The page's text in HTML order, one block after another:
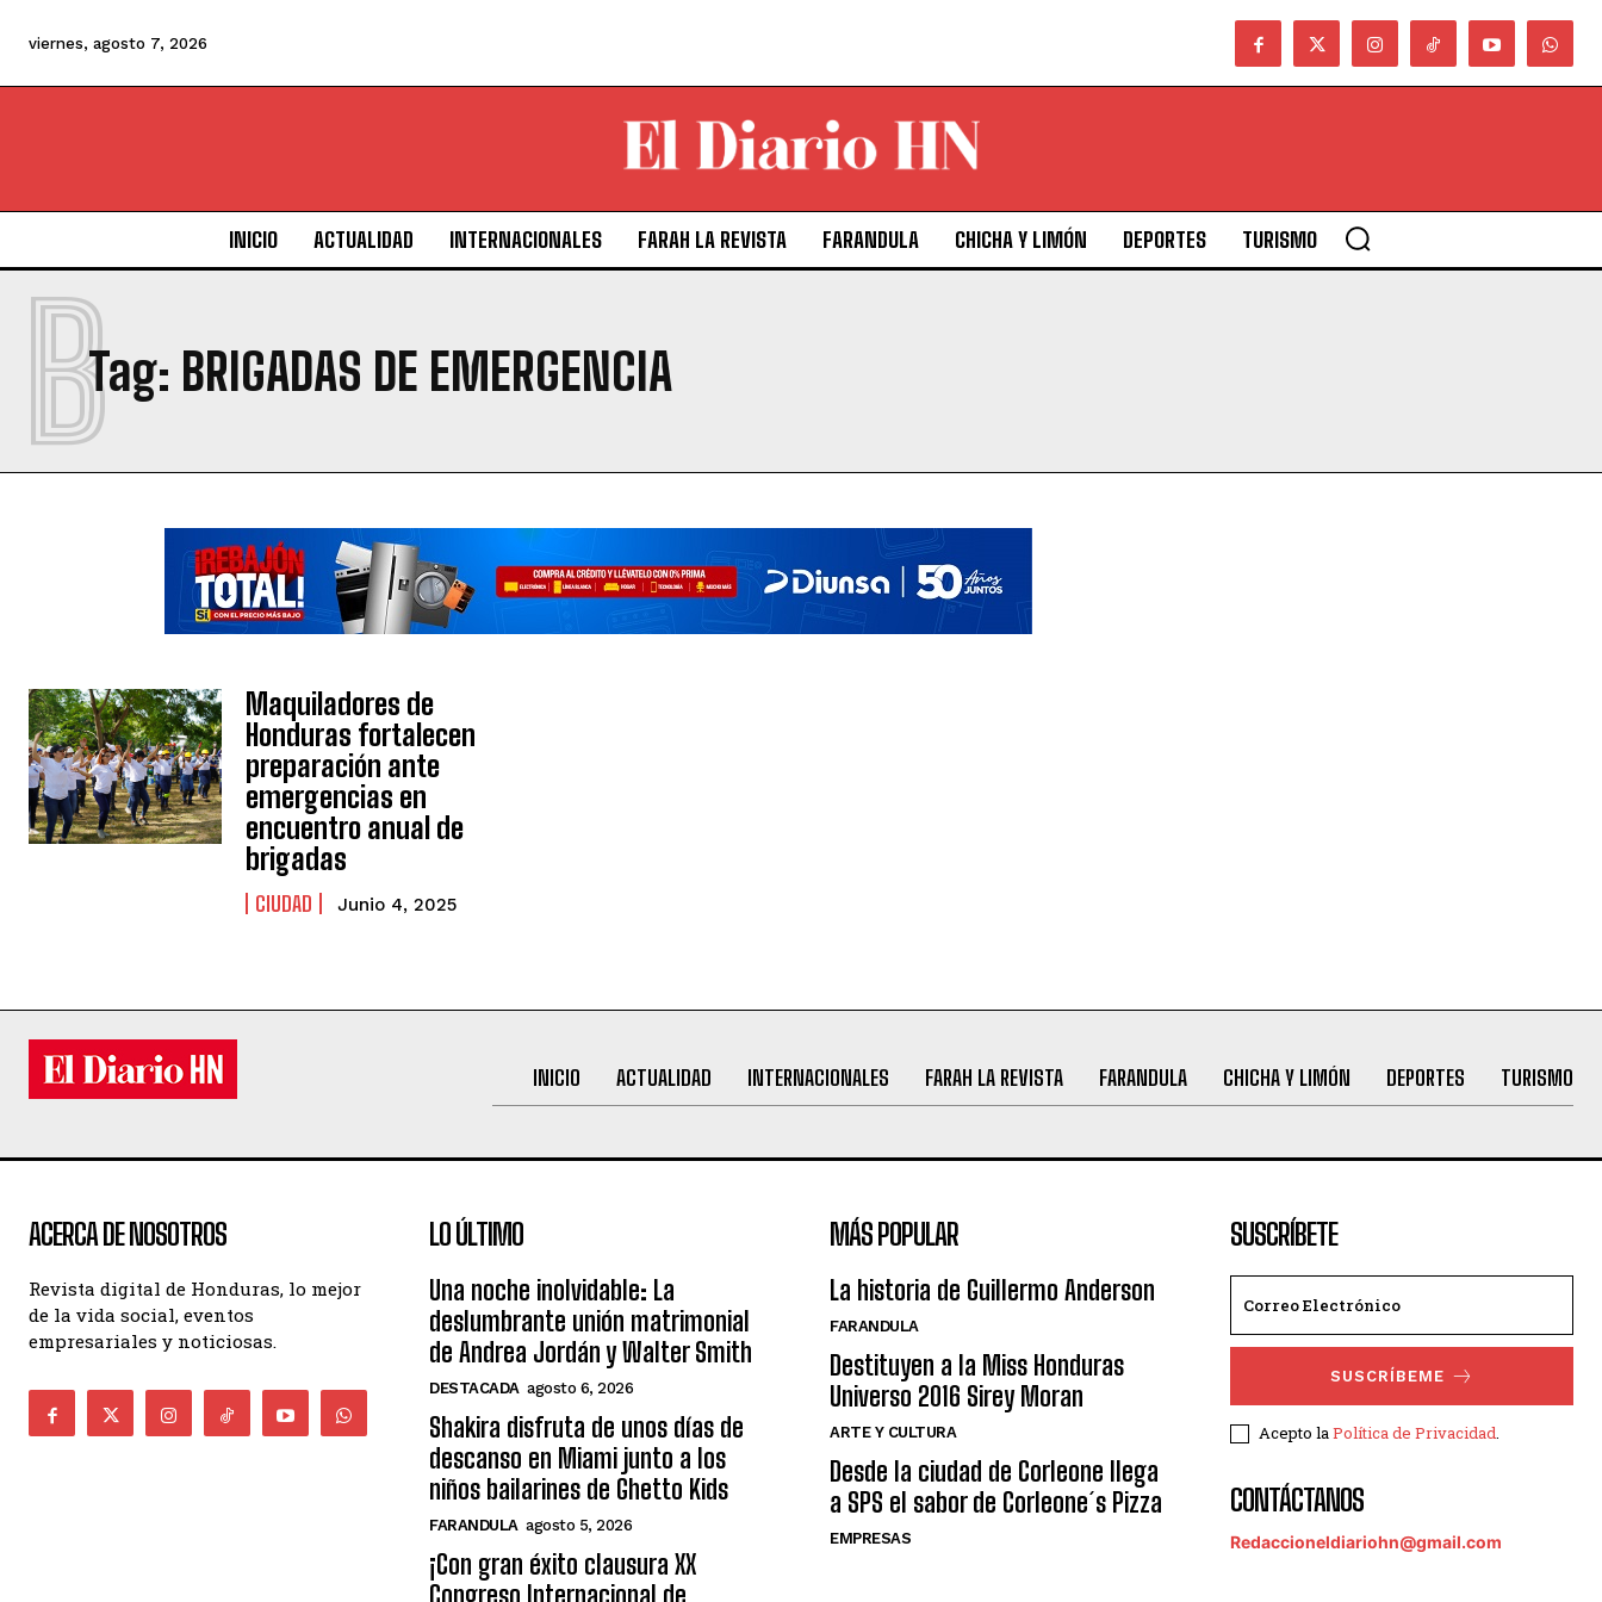
viernes, agosto 7, 2026
INICIO ACTUALIDAD INTERNACIONALES FARAH LA REVISTA FARANDULA CHICHA Y LIMÓN DEPORTES TURISMO
Tag: BRIGADAS DE EMERGENCIA
B
Maquiladores de
Honduras fortalecen
preparación ante
emergencias en
encuentro anual de
brigadas
CIUDAD Junio 4, 2025
INICIO ACTUALIDAD INTERNACIONALES FARAH LA REVISTA FARANDULA CHICHA Y LIMÓN DEPORTES TURISMO
ACERCA DE NOSOTROS
Revista digital de Honduras, lo mejor
de la vida social, eventos
empresariales y noticiosas.
LO ÚLTIMO
Una noche inolvidable: La
deslumbrante unión matrimonial
de Andrea Jordán y Walter Smith
DESTACADA agosto 6, 2026
Shakira disfruta de unos días de
descanso en Miami junto a los
niños bailarines de Ghetto Kids
FARANDULA agosto 5, 2026
¡Con gran éxito clausura XX
MÁS POPULAR
La historia de Guillermo Anderson
FARANDULA
Destituyen a la Miss Honduras
Universo 2016 Sirey Moran
ARTE Y CULTURA
Desde la ciudad de Corleone llega
a SPS el sabor de Corleone´s Pizza
EMPRESAS
SUSCRÍBETE
SUSCRÍBEME
Acepto laPolítica de Privacidad.
CONTÁCTANOS
Redaccioneldiariohn@gmail.com